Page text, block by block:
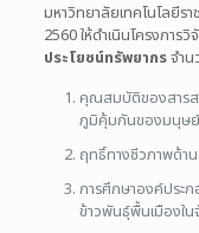
มหาวิทยาลัยเทคโนโลยีร
2560 ให้ดำเนินโครงการวิ
ประโยชน์ทรัพยากรจำน
คุณสมบัติของสารส
ภูมิคุ้มกันของมนุษย์
ฤทธิ์ทางชีวภาพด้า
การศึกษาองค์ประก
ข้าวพันธุ์พื้นเมืองใ